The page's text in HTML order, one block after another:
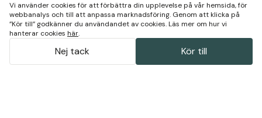
Vi använder cookies för att förbättra din upplevelse på vår hemsida, för
webbanalys och till att anpassa marknadsföring. Genom att klicka på
”Kör till” godkänner du användandet av cookies. Läs mer om hur vi
hanterar cookies här.
Nej tack Kör till